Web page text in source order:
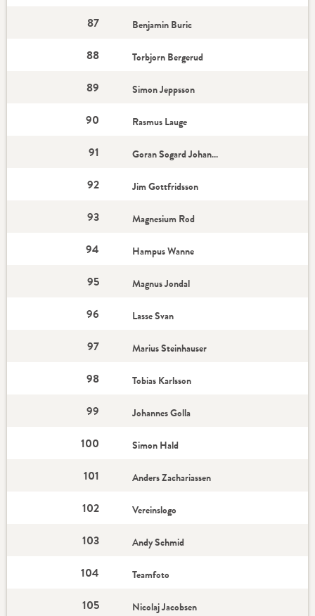
87 Benjamin Buric
88 Torbjorn Bergerud
89 Simon Jeppsson
90 Rasmus Lauge
91 Goran Sogard Johannessen
92 Jim Gottfridsson
93 Magnesium Rod
94 Hampus Wanne
95 Magnus Jondal
96 Lasse Svan
97 Marius Steinhauser
98 Tobias Karlsson
99 Johannes Golla
100 Simon Hald
101 Anders Zachariassen
102 Vereinslogo
103 Andy Schmid
104 Teamfoto
105 Nicolaj Jacobsen